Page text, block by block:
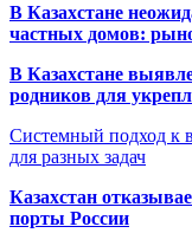
В Казахстане
частных домов:
В Казахстане
родников для
Системный подход к
для разных задач
Казахстан
порты России